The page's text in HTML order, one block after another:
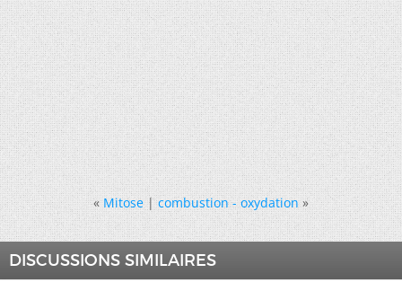
« Mitose|combustion - oxydation »
DISCUSSIONS SIMILAIRES